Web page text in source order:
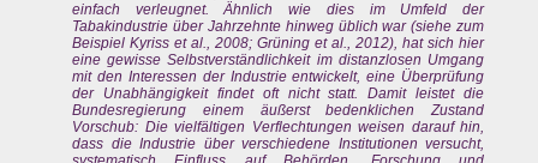
einfach verleugnet. Ähnlich wie dies im Umfeld der
Tabakindustrie über Jahrzehnte hinweg üblich war (siehe zum
Beispiel Kyriss et al., 2008; Grüning et al., 2012), hat sich hier
eine gewisse Selbstverständlichkeit im distanzlosen Umgang
mit den Interessen der Industrie entwickelt, eine Überprüfung
der Unabhängigkeit findet oft nicht statt. Damit leistet die
Bundesregierung einem äußerst bedenklichen Zustand
Vorschub: Die vielfältigen Verflechtungen weisen darauf hin,
dass die Industrie über verschiedene Institutionen versucht,